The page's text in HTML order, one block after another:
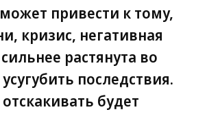
привести к тому,
кризис, негативная
растянута во
последствия.
будет